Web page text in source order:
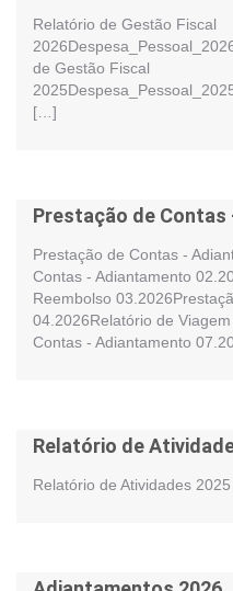
Relatório de Gestão Fiscal
de Gestão Fiscal
[…]
Prestação de
Prestação de Contas -
Contas - Adiantamento
Reembolso
04.2026Relatório de
Contas - Adiantamento
Relatório de
Relatório de Atividades 2025